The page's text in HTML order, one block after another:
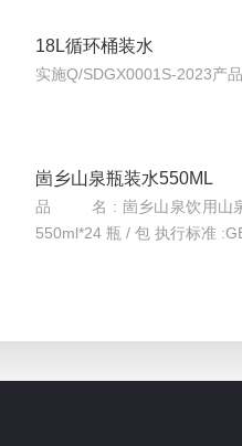
18L循环桶装水
实施Q/SDGX0001S-2023产品
崮乡山泉瓶装水550ML
品 名 : 崮乡山泉饮用山
550ml*24 瓶 / 包 执行标准